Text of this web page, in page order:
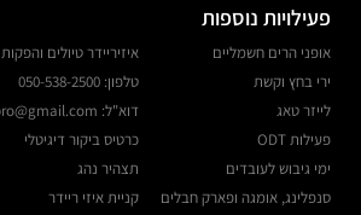
פעילויות נוספות
אופני הרים חשמליים
ירי בחץ וקשת
לייזר טאג
פעילות ODT
ימי גיבוש לעובדים
סנפלינג, אומגה ופארק חבלים
איזיריידר טיולים והפקות
טלפון: 050-538-2500
דוא"ל: Ezraiderpro@gmail.com
כרטיס ביקור דיגיטלי
תצהיר נהג
קניית איזי ריידר